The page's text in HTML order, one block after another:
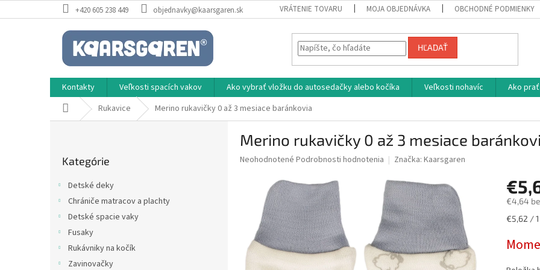
na
+420 605 238 449 objednavky@kaarsgaren.sk VRÁTENIE TOVARU MOJA OBJEDNÁVKA OBCHODNÉ PODMIENKY
HĽADAŤ
Kontakty Veľkosti spacích vakov Ako vybrať vložku do autosedačky alebo kočíka Veľkosti nohavíc Ako
DomovRukavice Merino rukavičky 0 až 3 mesiace baránkovia
kategórie
Kategórie
Detské deky
Chrániče matracov a plachty
Detské spacie vaky
Fusaky
Rukávniky na kočík
Zavinovačky
Merino rukavičky 0 až 3 mesiace
Priemerné
produktu
hviezdičiek.
Neohodnotené Podrobnosti hodnotenia Značka: Kaarsgaren
€4,64
€5,62 /